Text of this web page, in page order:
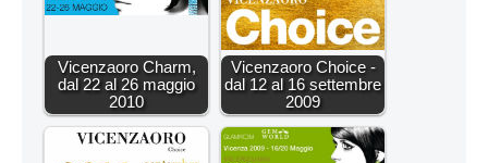
Vicenzaoro Charm,
dal 22 al 26 maggio
2010
Vicenzaoro Choice -
dal 12 al 16 settembre
2009